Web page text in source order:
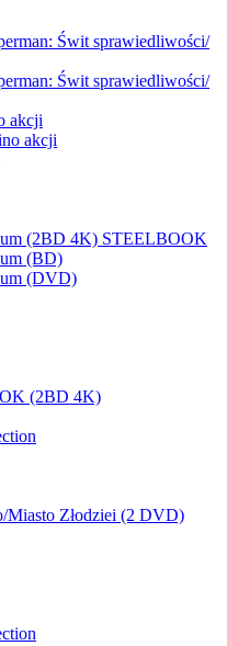
Świt sprawiedliwości/
Świt sprawiedliwości/
akcji
akcji
(2BD 4K) STEELBOOK
(BD)
(DVD)
(2BD 4K)
Miasto Złodziei (2 DVD)